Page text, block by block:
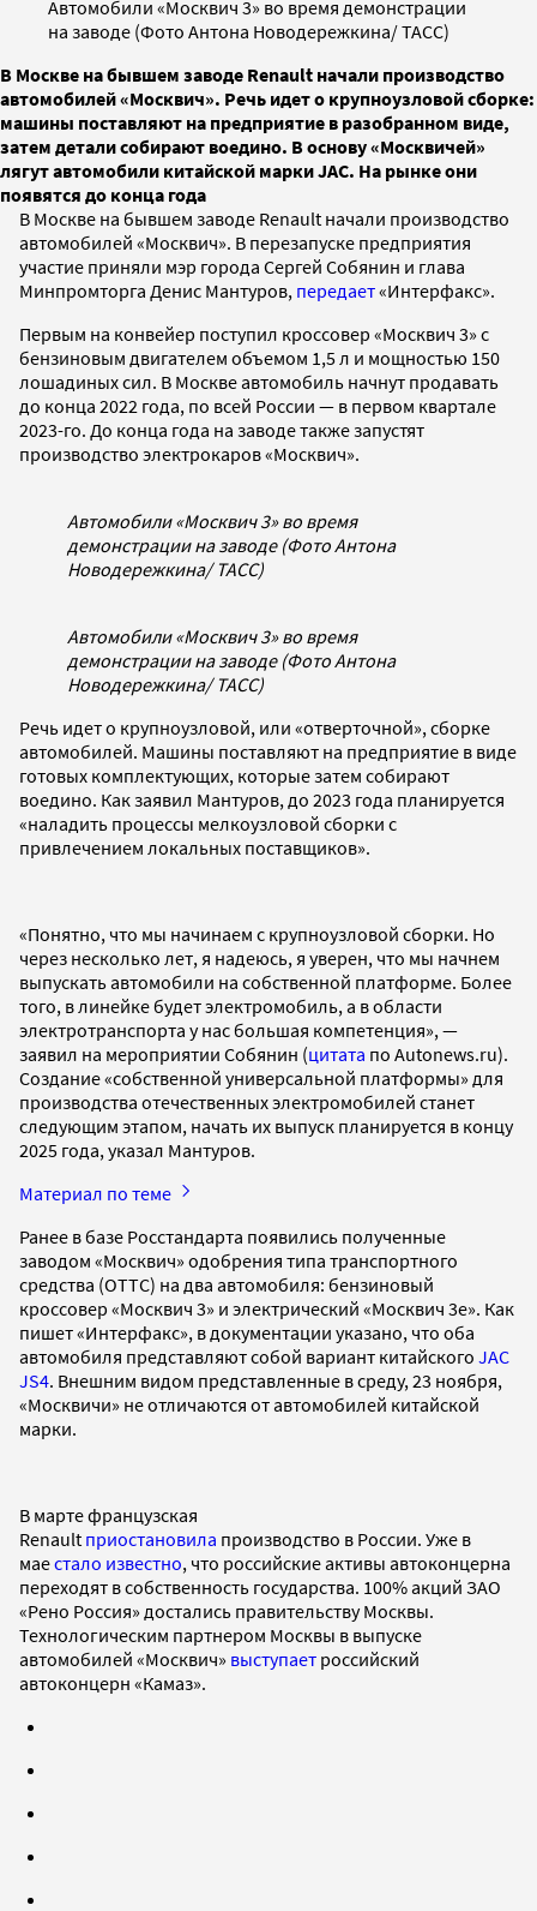
Автомобили «Москвич 3» во время демонстрации
на заводе (Фото Антона Новодережкина/ ТАСС)
В Москве на бывшем заводе Renault начали производство
автомобилей «Москвич». Речь идет о крупноузловой сборке:
машины поставляют на предприятие в разобранном виде,
затем детали собирают воедино. В основу «Москвичей»
лягут автомобили китайской марки JAC. На рынке они
появятся до конца года
В Москве на бывшем заводе Renault начали производство
автомобилей «Москвич». В перезапуске предприятия
участие приняли мэр города Сергей Собянин и глава
Минпромторга Денис Мантуров, передает«Интерфакс».
Первым на конвейер поступил кроссовер «Москвич 3» с
бензиновым двигателем объемом 1,5 л и мощностью 150
лошадиных сил. В Москве автомобиль начнут продавать
до конца 2022 года, по всей России — в первом квартале
2023-го. До конца года на заводе также запустят
производство электрокаров «Москвич».
Автомобили «Москвич 3» во время
демонстрации на заводе (Фото Антона
Новодережкина/ ТАСС)
Автомобили «Москвич 3» во время
демонстрации на заводе (Фото Антона
Новодережкина/ ТАСС)
Речь идет о крупноузловой, или «отверточной», сборке
автомобилей. Машины поставляют на предприятие в виде
готовых комплектующих, которые затем собирают
воедино. Как заявил Мантуров, до 2023 года планируется
«наладить процессы мелкоузловой сборки с
привлечением локальных поставщиков».
«Понятно, что мы начинаем с крупноузловой сборки. Но
через несколько лет, я надеюсь, я уверен, что мы начнем
выпускать автомобили на собственной платформе. Более
того, в линейке будет электромобиль, а в области
электротранспорта у нас большая компетенция», —
заявил на мероприятии Собянин (цитата по Autonews.ru).
Создание «собственной универсальной платформы» для
производства отечественных электромобилей станет
следующим этапом, начать их выпуск планируется в концу
2025 года, указал Мантуров.
Материал по теме
Ранее в базе Росстандарта появились полученные
заводом «Москвич» одобрения типа транспортного
средства (ОТТС) на два автомобиля: бензиновый
кроссовер «Москвич 3» и электрический «Москвич 3е». Как
пишет «Интерфакс», в документации указано, что оба
автомобиля представляют собой вариант китайского JAC
JS4. Внешним видом представленные в среду, 23 ноября,
«Москвичи» не отличаются от автомобилей китайской
марки.
В марте французская
Renault приостановила производство в России. Уже в
маестало известно, что российские активы автоконцерна
переходят в собственность государства. 100% акций ЗАО
«Рено Россия» достались правительству Москвы.
Технологическим партнером Москвы в выпуске
автомобилей «Москвич» выступает российский
автоконцерн «Камаз».